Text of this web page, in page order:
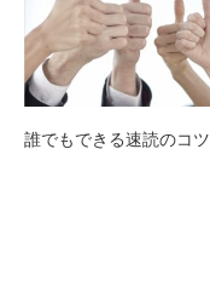
誰でもできる速読のコツ